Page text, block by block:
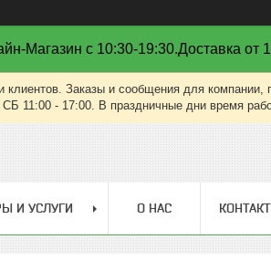
Магазин с 10:30-19:30.Доставка от
Заказы и сообщения для
11:00 - 17:00. В праздничные дни время
И УСЛУГИ О НАС